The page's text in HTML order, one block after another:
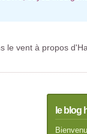
le vent à propos
le blog